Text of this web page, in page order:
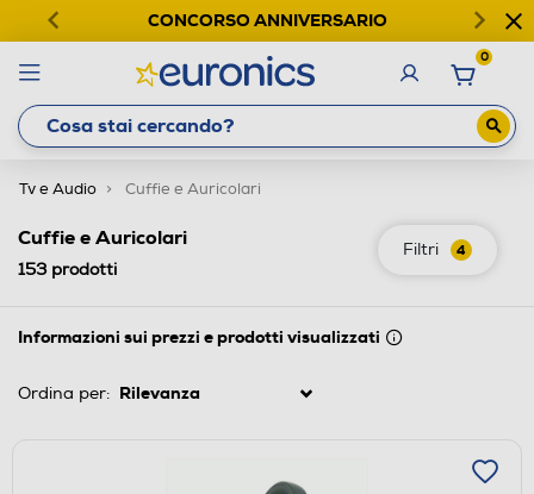
CONCORSO ANNIVERSARIO
0
Tv e Audio Cuffie e Auricolari
Filtri 4
Cuffie e Auricolari
153prodotti
Informazioni sui prezzi e prodotti visualizzati
Ordina per: